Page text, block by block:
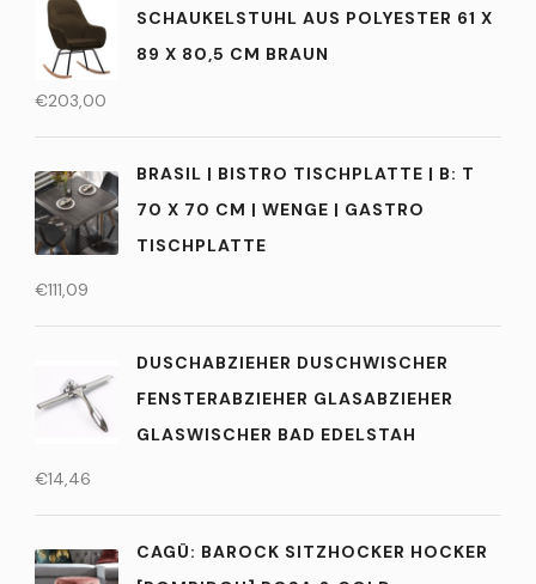
SCHAUKELSTUHL AUS POLYESTER 61 X
89 X 80,5 CM BRAUN
€203,00
BRASIL | BISTRO TISCHPLATTE | B: T
70 X 70 CM | WENGE | GASTRO
TISCHPLATTE
€111,09
DUSCHABZIEHER DUSCHWISCHER
FENSTERABZIEHER GLASABZIEHER
GLASWISCHER BAD EDELSTAH
€14,46
CAGÜ: BAROCK SITZHOCKER HOCKER